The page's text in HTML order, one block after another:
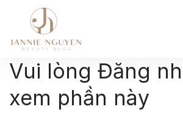
Vui lòng Đăng
xem phần này